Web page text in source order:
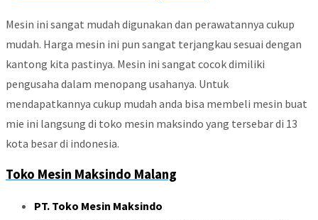
Mesin ini sangat mudah digunakan dan perawatannya cukup
mudah. Harga mesin ini pun sangat terjangkau sesuai dengan
kantong kita pastinya. Mesin ini sangat cocok dimiliki
pengusaha dalam menopang usahanya. Untuk
mendapatkannya cukup mudah anda bisa membeli mesin buat
mie ini langsung di toko mesin maksindo yang tersebar di 13
kota besar di indonesia.
Toko Mesin Maksindo Malang
PT. Toko Mesin Maksindo